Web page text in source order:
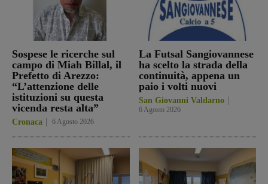
Sospese le ricerche sul
campo di Miah Billal, il
Prefetto di Arezzo:
“L’attenzione delle
istituzioni su questa
vicenda resta alta”
Cronaca 6 Agosto 2026
La Futsal Sangiovannese
ha scelto la strada della
continuità, appena un
paio i volti nuovi
San Giovanni Valdarno
6 Agosto 2026